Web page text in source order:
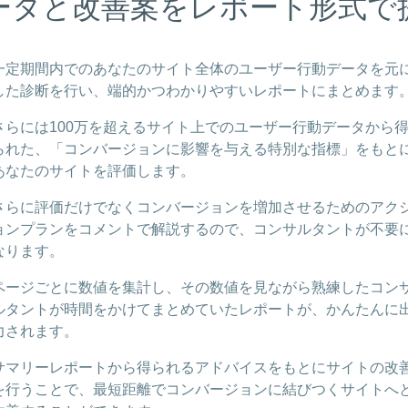
タと改善案を レポート形式で
定期間内でのあなたのサイト全体のユーザー行動データを元
た診断を行い、端的かつわかりやすいレポートにまとめます。
らには100万を超えるサイト上でのユーザー行動データから得
れた、「コンバージョンに影響を与える特別な指標」をもと
なたのサイトを評価します。
らに評価だけでなくコンバージョンを増加させるためのアク
ンプランをコメントで解説するので、コンサルタントが不要
ります。
ージごとに数値を集計し、その数値を見ながら熟練したコン
タントが時間をかけてまとめていたレポートが、かんたんに
されます。
マリーレポートから得られるアドバイスをもとにサイトの改
行うことで、最短距離でコンバージョンに結びつくサイトへ